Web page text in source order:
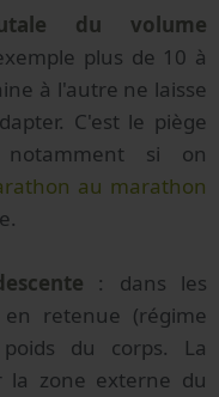
du volume
plus de 10 à
à l'autre ne laisse
C'est le piège
notamment si on
au marathon
: dans les
retenue (régime
du corps. La
la zone externe du